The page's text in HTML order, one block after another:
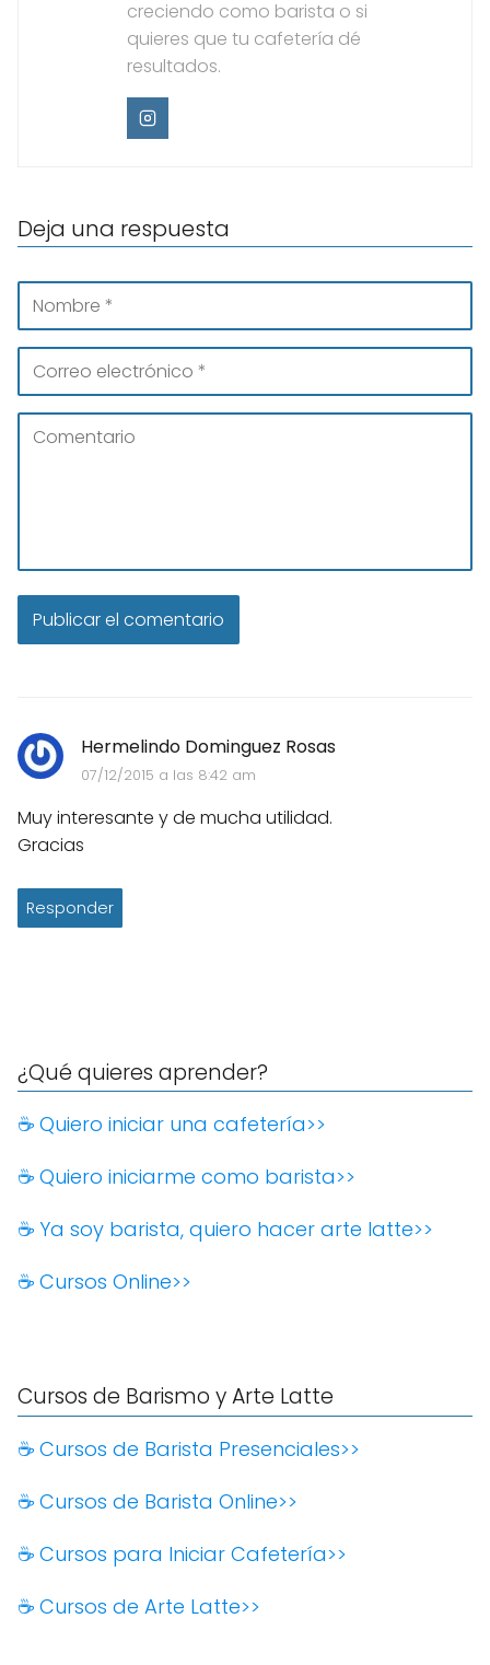
creciendo como barista o si
quieres que tu cafetería dé
resultados.
Hermelindo Dominguez Rosas
07/12/2015 a las 8:42 am
Muy interesante y de mucha utilidad.
Gracias
Responder
Deja una respuesta
¿Qué quieres aprender?
☕️ Quiero iniciar una cafetería>>
☕️ Quiero iniciarme como barista>>
☕️ Ya soy barista, quiero hacer arte latte>>
☕️ Cursos Online>>
Cursos de Barismo y Arte Latte
☕️ Cursos de Barista Presenciales>>
☕️ Cursos de Barista Online>>
☕️ Cursos para Iniciar Cafetería>>
☕️ Cursos de Arte Latte>>